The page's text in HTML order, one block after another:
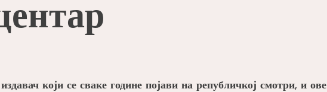
који се сваке године појави на републичкој смотри, и ове